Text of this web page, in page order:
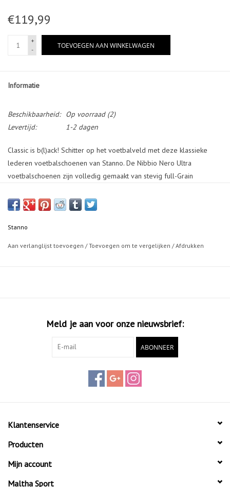
€119,99
+
-
TOEVOEGEN AAN WINKELWAGEN
Informatie
Beschikbaarheid: Op voorraad(2)
Levertijd:
1-2 dagen
Classic is b(l)ack! Schitter op het voetbalveld met deze klassieke
lederen voetbalschoenen van Stanno. De Nibbio Nero Ultra
voetbalschoenen zijn volledig gemaakt van stevig full-Grain
eigentijdse twist. De doorgestikte en gespijkerde buitenzool zorgt
hebben een extra stiknaat op de neus, wat voor nog meer stabiliteit
Stanno
Aan verlanglijst toevoegen /Toevoegen om te vergelijken /Afdrukken
Meld je aan voor onze nieuwsbrief:
ABONNEER
Klantenservice
Producten
Mijn account
Maltha Sport